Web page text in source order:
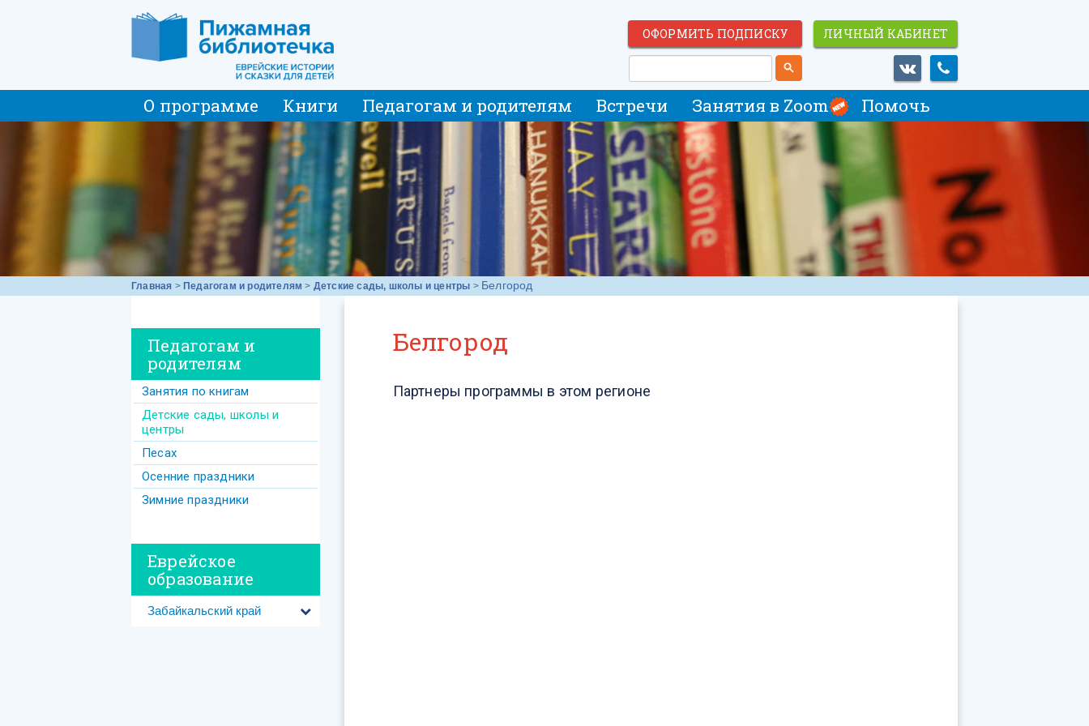
ОФОРМИТЬ ПОДПИСКУ ЛИЧНЫЙ КАБИНЕТ
О программе Книги Педагогам и родителям Встречи Занятия в Zoom Помочь
Главная > Педагогам и родителям > Детские сады, школы и центры > Белгород
Белгород
Партнеры программы в этом регионе
Педагогам и
родителям
Занятия по книгам
Детские сады, школы и
центры
Песах
Осенние праздники
Зимние праздники
Еврейское
образование